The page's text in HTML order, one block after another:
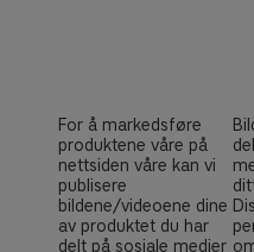
For å markedsføre
produktene våre på
nettsiden våre kan vi
publisere
bildene/videoene dine
av produktet du har
delt på sosiale medier